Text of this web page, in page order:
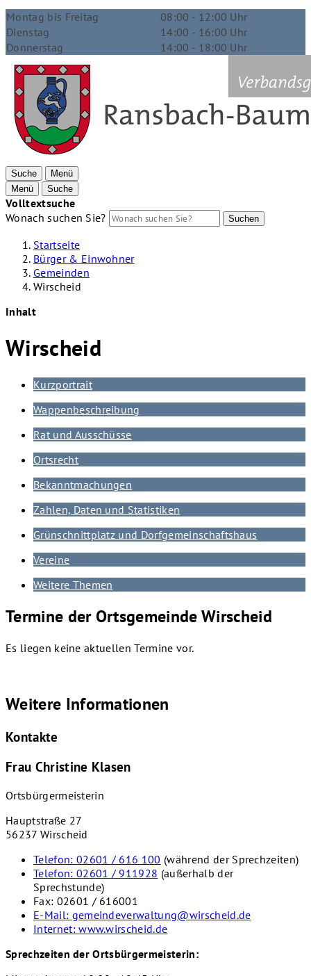
Montag bis Freitag
08:00 - 12:00 Uhr
Dienstag
14:00 - 16:00 Uhr
Donnerstag
14:00 - 18:00 Uhr
Suche
Menü
Menü
Suche
Volltextsuche
Wonach suchen Sie?
Suchen
Startseite
Bürger & Einwohner
Gemeinden
Wirscheid
Inhalt
Wirscheid
Kurzportrait
Wappenbeschreibung
Rat und Ausschüsse
Ortsrecht
Bekanntmachungen
Zahlen, Daten und Statistiken
Grünschnittplatz und Dorfgemeinschaftshaus
Vereine
Weitere Themen
Termine der Ortsgemeinde Wirscheid
Es liegen keine aktuellen Termine vor.
Weitere Informationen
Kontakte
Frau Christine Klasen
Ortsbürgermeisterin
Hauptstraße 27
56237 Wirscheid
Telefon: 02601 / 616 100 (während der Sprechzeiten)
Telefon: 02601 / 911928 (außerhalb der
Sprechstunde)
Fax: 02601 / 616001
E-Mail: gemeindeverwaltung@wirscheid.de
Internet:www.wirscheid.de
Sprechzeiten der Ortsbürgermeisterin: